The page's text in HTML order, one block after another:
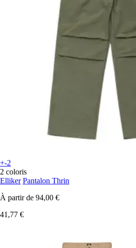
+-2
2 coloris
Elliker Pantalon Thrin
À partir de 94,00 €
41,77 €